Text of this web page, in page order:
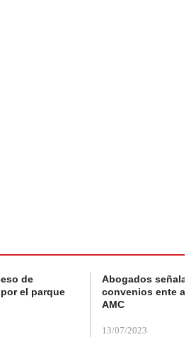
de
el parque
Abogados
convenios ente
AMC
13/07/2023